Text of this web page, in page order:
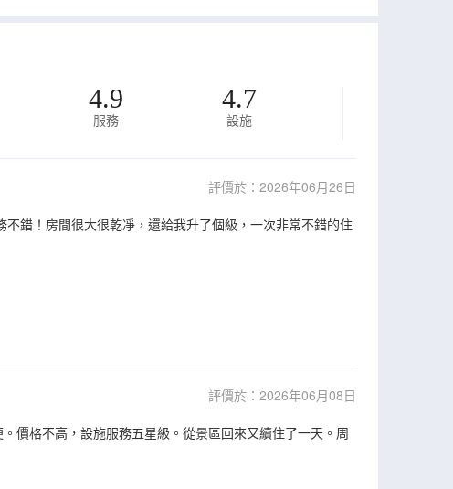
4.9
服務
4.7
設施
評價於：2026年06月26日
錯！房間很大很乾凈，還給我升了個級，一次非常不錯的住
評價於：2026年06月08日
價格不高，設施服務五星級。從景區回來又續住了一天。周